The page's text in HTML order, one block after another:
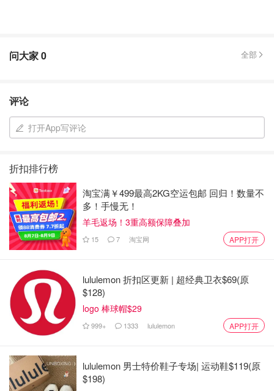
Ulta Sephora 丝芙兰 Macy's 梅西百货经常有半价眉
笔活动，我个人比较喜欢
Benefit 贝玲妃
Shu Uemura 植村秀
这几个品牌的眉笔，可以等打折或者
半价或是买一送一的时候囤货。
Benefit 极细眉笔
ULTA Beauty
问大家0 全部
评论
打开App写评论
折扣排行榜
淘宝满￥499最高2KG空运包邮 回归！数量不
多！手慢无！
羊毛返场！3重高额保障叠加
15 7 淘宝网 APP打开
lululemon 折扣区更新 | 超经典卫衣$69(原
$128)
logo 棒球帽$29
999+ 1333 lululemon APP打开
lululemon 男士特价鞋子专场| 运动鞋$119(原
$198)